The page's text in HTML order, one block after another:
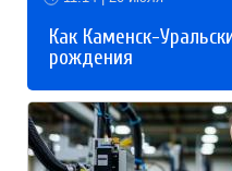
Как Каменск-
рождения